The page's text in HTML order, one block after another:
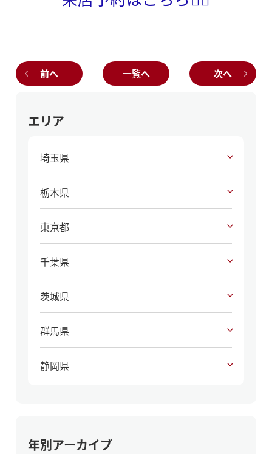
前へ 一覧へ 次へ
エリア
埼玉県
栃木県
東京都
千葉県
茨城県
群馬県
静岡県
年別アーカイブ